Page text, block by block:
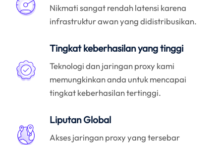
Nikmati sangat rendah latensi karena
infrastruktur awan yang didistribusikan.
Tingkat keberhasilan yang tinggi
Teknologi dan jaringan proxy kami
memungkinkan anda untuk mencapai
tingkat keberhasilan tertinggi.
Liputan Global
Akses jaringan proxy yang tersebar